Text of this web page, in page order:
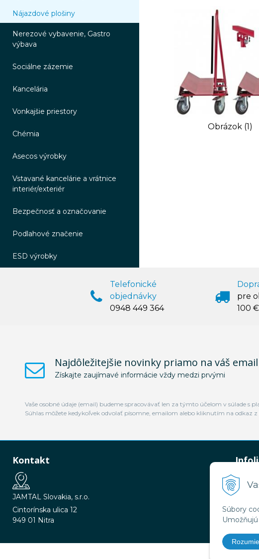
Súbory
Nájazdové plošiny
Nerezové vybavenie, Gastro
výbava
Sociálne zázemie
Kancelária
Vonkajšie priestory
Chémia
Asecos výrobky
Vstavané kancelárie a vrátnice
interiér/exteriér
Bezpečnosť a označovanie
Podlahové značenie
ESD výrobky
Obrázok (1)
Telefonické
objednávky
0948 449 364
pre
100 €
Najdôležitejšie novinky priamo na váš email
Získajte zaujímavé informácie vždy medzi prvými
Vaše osobné údaje (email) budeme spracovávať len za týmto účelom v súlade
Súhlas môžete kedykoľvek odvolať písomne, emailom alebo kliknutím na odkaz
Kontakt
JAMTAL Slovakia, s.r.o.
Cintorínska ulica 12
949 01 Nitra